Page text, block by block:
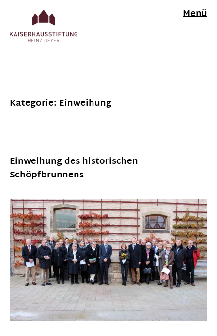
Menü
Kategorie: Einweihung
Einweihung des historischen
Schöpfbrunnens